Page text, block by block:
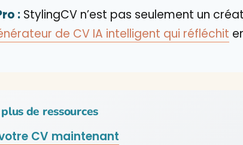
: StylingCV n’est pas seulement un
de CV IA intelligent qui réfléchit
de ressources
CV maintenant